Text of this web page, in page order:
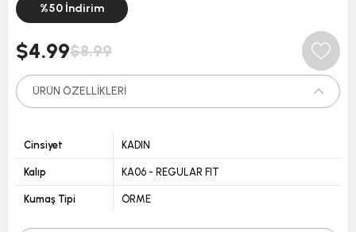
%50 İndirim
$8.99
$4.99
ÜRÜN ÖZELLIKLERI
Cinsiyet KADIN
Kalıp KA06 - REGULAR FIT
Kumaş Tipi ÖRME